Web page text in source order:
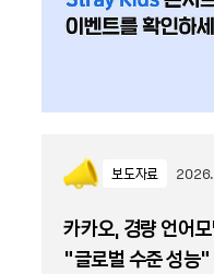
보도자료
카카오, 경량 언어
“글로벌 수준 성능”